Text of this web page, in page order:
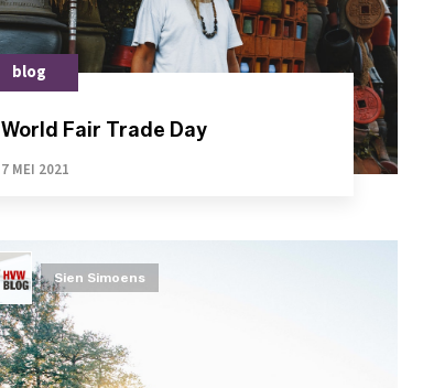
blog
World Fair Trade Day
7 MEI 2021
Sien Simoens